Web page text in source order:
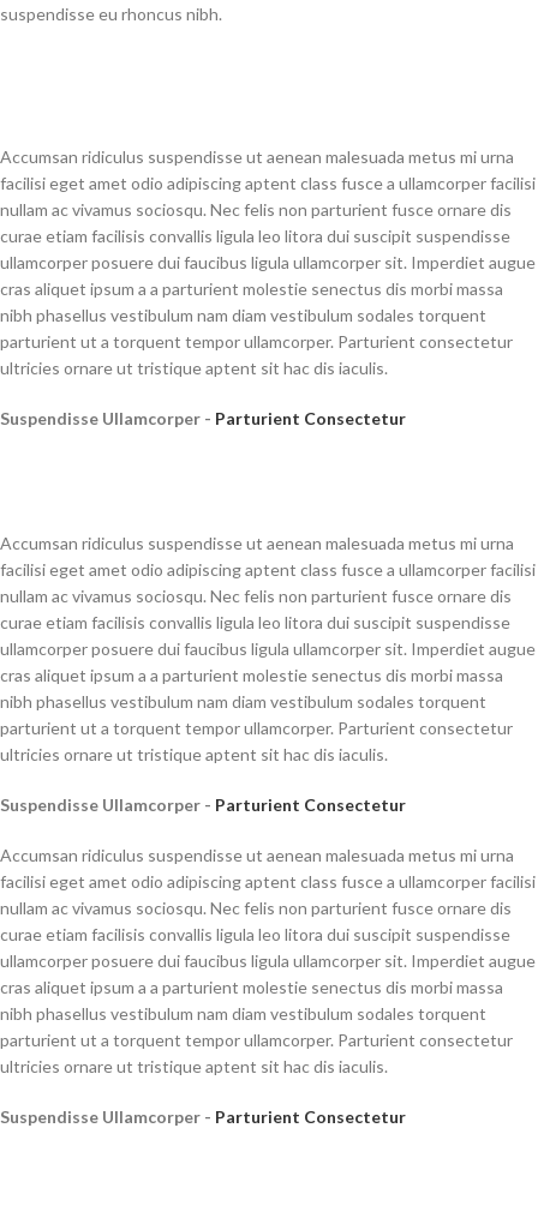
suspendisse eu rhoncus nibh.
Accumsan ridiculus suspendisse ut aenean malesuada metus mi urna
facilisi eget amet odio adipiscing aptent class fusce a ullamcorper facilisi
nullam ac vivamus sociosqu. Nec felis non parturient fusce ornare dis
curae etiam facilisis convallis ligula leo litora dui suscipit suspendisse
ullamcorper posuere dui faucibus ligula ullamcorper sit. Imperdiet augue
cras aliquet ipsum a a parturient molestie senectus dis morbi massa
nibh phasellus vestibulum nam diam vestibulum sodales torquent
parturient ut a torquent tempor ullamcorper. Parturient consectetur
ultricies ornare ut tristique aptent sit hac dis iaculis.
Suspendisse Ullamcorper - Parturient Consectetur
Accumsan ridiculus suspendisse ut aenean malesuada metus mi urna
facilisi eget amet odio adipiscing aptent class fusce a ullamcorper facilisi
nullam ac vivamus sociosqu. Nec felis non parturient fusce ornare dis
curae etiam facilisis convallis ligula leo litora dui suscipit suspendisse
ullamcorper posuere dui faucibus ligula ullamcorper sit. Imperdiet augue
cras aliquet ipsum a a parturient molestie senectus dis morbi massa
nibh phasellus vestibulum nam diam vestibulum sodales torquent
parturient ut a torquent tempor ullamcorper. Parturient consectetur
ultricies ornare ut tristique aptent sit hac dis iaculis.
Suspendisse Ullamcorper - Parturient Consectetur
Accumsan ridiculus suspendisse ut aenean malesuada metus mi urna
facilisi eget amet odio adipiscing aptent class fusce a ullamcorper facilisi
nullam ac vivamus sociosqu. Nec felis non parturient fusce ornare dis
curae etiam facilisis convallis ligula leo litora dui suscipit suspendisse
ullamcorper posuere dui faucibus ligula ullamcorper sit. Imperdiet augue
cras aliquet ipsum a a parturient molestie senectus dis morbi massa
nibh phasellus vestibulum nam diam vestibulum sodales torquent
parturient ut a torquent tempor ullamcorper. Parturient consectetur
ultricies ornare ut tristique aptent sit hac dis iaculis.
Suspendisse Ullamcorper - Parturient Consectetur